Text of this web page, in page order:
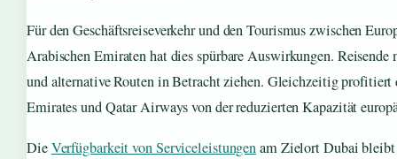
Für den Geschäftsreiseverkehr und den Tourismus zwischen
Arabischen Emiraten hat dies spürbare Auswirkungen. Reisende
und alternative Routen in Betracht ziehen. Gleichzeitig profitiert
Emirates und Qatar Airways von der reduzierten Kapazität
DieVerfügbarkeit von Serviceleistungenam Zielort Dubai bleibt